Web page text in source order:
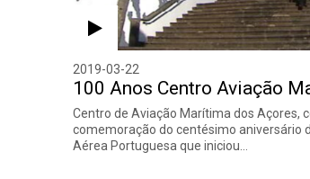
2019-03-22
100 Anos Centro Aviação
Centro de Aviação Marítima dos Açores,
comemoração do centésimo aniversário
Aérea Portuguesa que iniciou…